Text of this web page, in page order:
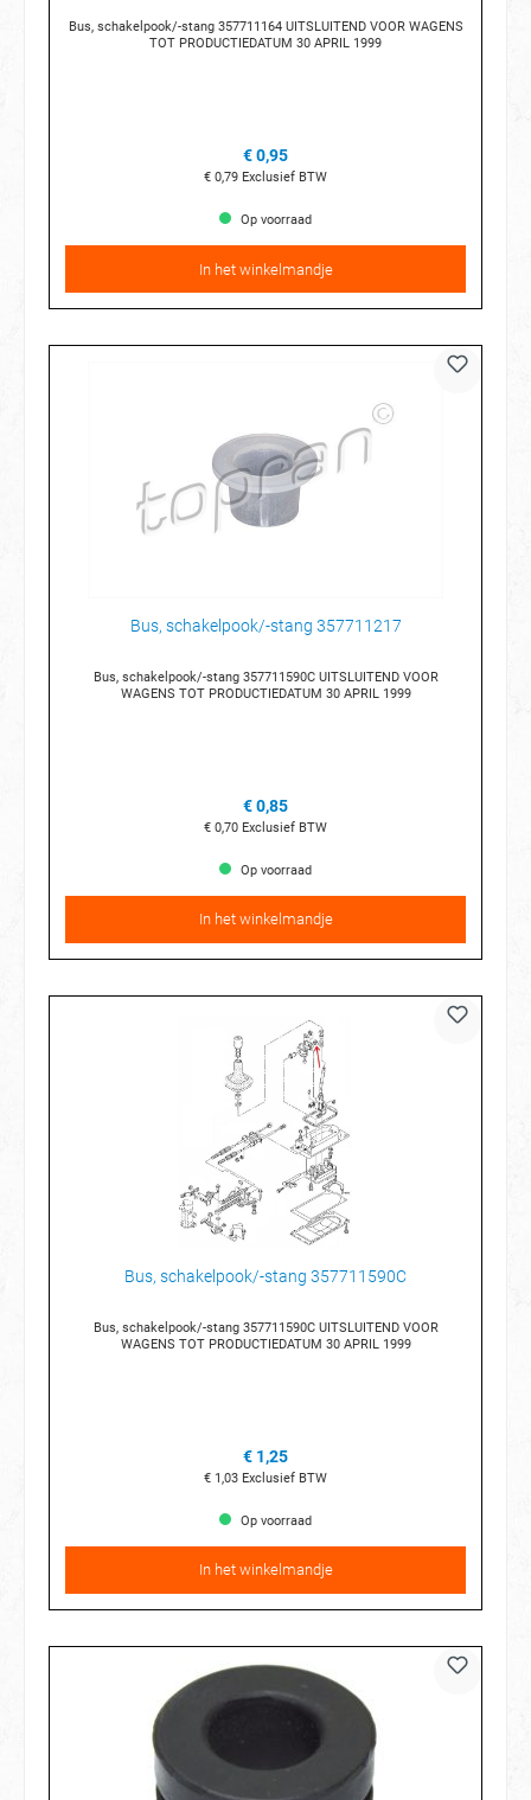
Bus, schakelpook/-stang 357711164 UITSLUITEND VOOR WAGENS
TOT PRODUCTIEDATUM 30 APRIL 1999
€ 0,95
€ 0,79 Exclusief BTW
Op voorraad
In het winkelmandje
Bus, schakelpook/-stang 357711217
Bus, schakelpook/-stang 357711590C UITSLUITEND VOOR
WAGENS TOT PRODUCTIEDATUM 30 APRIL 1999
€ 0,85
€ 0,70 Exclusief BTW
Op voorraad
In het winkelmandje
Bus, schakelpook/-stang 357711590C
Bus, schakelpook/-stang 357711590C UITSLUITEND VOOR
WAGENS TOT PRODUCTIEDATUM 30 APRIL 1999
€ 1,25
€ 1,03 Exclusief BTW
Op voorraad
In het winkelmandje